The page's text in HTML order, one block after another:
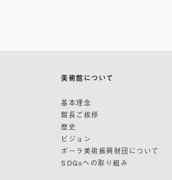
美術館について
基本理念
館長ご挨拶
歴史
ビジョン
ポーラ美術振興財団について
SDGsへの取り組み